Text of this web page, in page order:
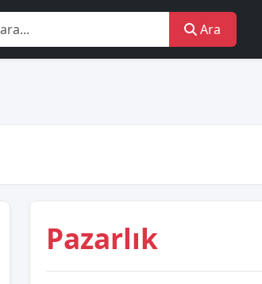
Ara
Pazarlık